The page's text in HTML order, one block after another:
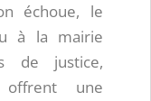
échoue, le
à la mairie
de justice,
offrent une